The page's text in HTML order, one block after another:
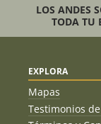
LOS ANDES
TODA TU
EXPLORA
Mapas
Testimonios